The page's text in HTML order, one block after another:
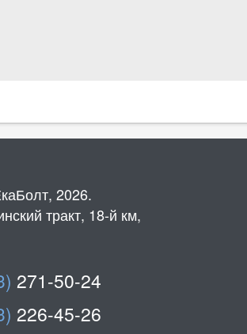
2026.
тракт, 18-й км,
271-50-24
226-45-26